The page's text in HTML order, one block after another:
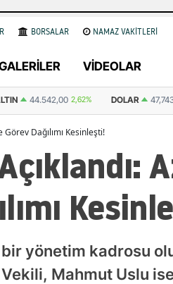
BORSALAR NAMAZ VAKİTLERİ
VİDEOLAR
44.542,00 2,62% DOLAR
Görev Dağılımı Kesinleşti!
bir yönetim kadrosu
Vekili, Mahmut Uslu